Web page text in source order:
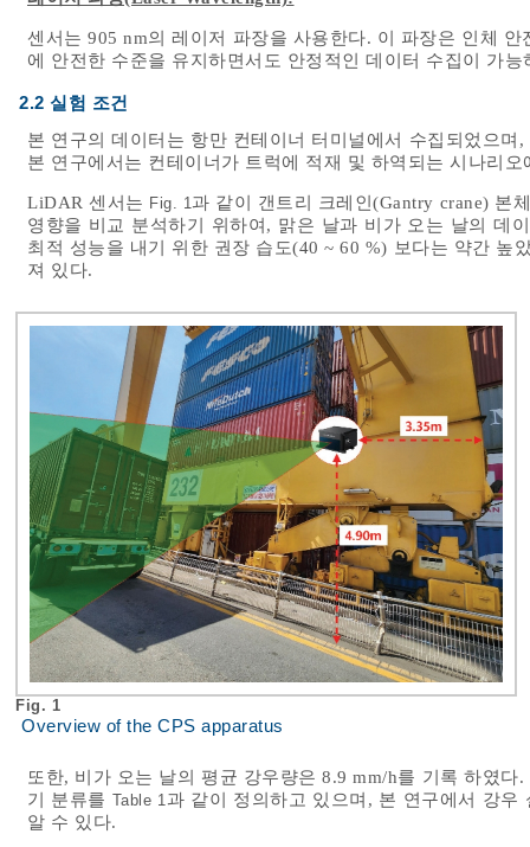
센서는 905 nm의 레이저 파장을 사용한다. 이 파장은 인체
에 안전한 수준을 유지하면서도 안정적인 데이터 수집이 가능
2.2 실험 조건
본 연구의 데이터는 항만 컨테이너 터미널에서 수집되었으
본 연구에서는 컨테이너가 트럭에 적재 및 하역되는 시나리
LiDAR 센서는 Fig. 1과 같이 갠트리 크레인(Gantry crane) 본
영향을 비교 분석하기 위하여, 맑은 날과 비가 오는 날의 데
최적 성능을 내기 위한 권장 습도(40 ~ 60 %) 보다는 약간 높
져 있다.
Fig. 1
Overview of the CPS apparatus
또한, 비가 오는 날의 평균 강우량은 8.9 mm/h를 기록 하였
기 분류를 Table 1 과 같이 정의하고 있으며, 본 연구에서 강우
알 수 있다.